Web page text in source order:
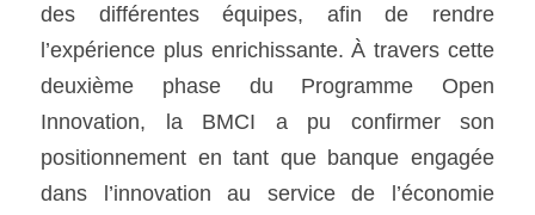
des différentes équipes, afin de rendre
l’expérience plus enrichissante. À travers cette
deuxième phase du Programme Open
Innovation, la BMCI a pu confirmer son
positionnement en tant que banque engagée
dans l’innovation au service de l’économie